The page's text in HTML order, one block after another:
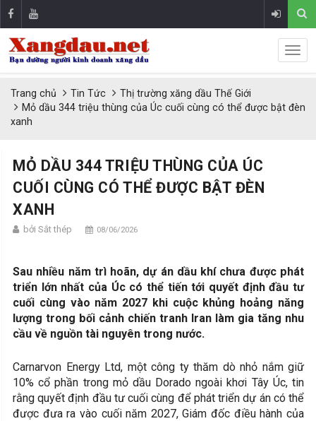
Trang chủ Tin Tức
Thị trường xăng dầu Thế Giới
Mỏ dầu 344 triệu thùng của Úc cuối cùng có thể được bật đèn
xanh
MỎ DẦU 344 TRIỆU THÙNG CỦA ÚC
CUỐI CÙNG CÓ THỂ ĐƯỢC BẬT ĐÈN
XANH
bởi Sắt thép 08/06/2026
Sau nhiều năm trì hoãn, dự án dầu khí chưa được phát
triển lớn nhất của Úc có thể tiến tới quyết định đầu tư
cuối cùng vào năm 2027 khi cuộc khủng hoảng năng
lượng trong bối cảnh chiến tranh Iran làm gia tăng nhu
cầu về nguồn tài nguyên trong nước.
Carnarvon Energy Ltd, một công ty thăm dò nhỏ nắm giữ
10% cổ phần trong mỏ dầu Dorado ngoài khơi Tây Úc, tin
rằng quyết định đầu tư cuối cùng để phát triển dự án có thể
được đưa ra vào cuối năm 2027, Giám đốc điều hành của